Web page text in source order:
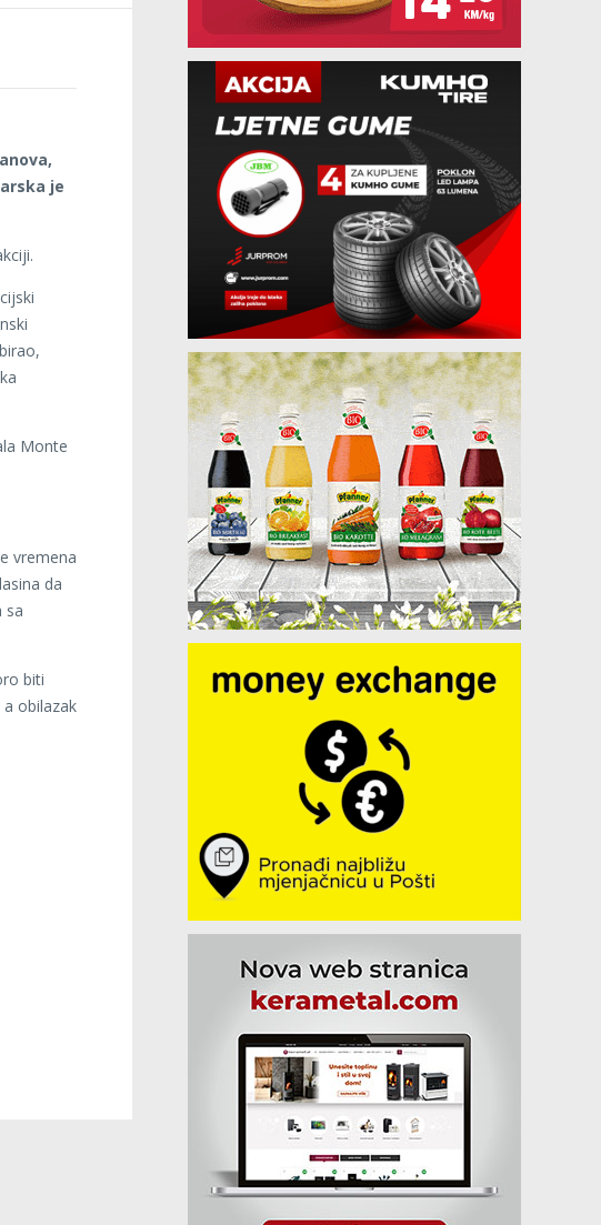
je
Monte
vremena
da
sa
biti
obilazak